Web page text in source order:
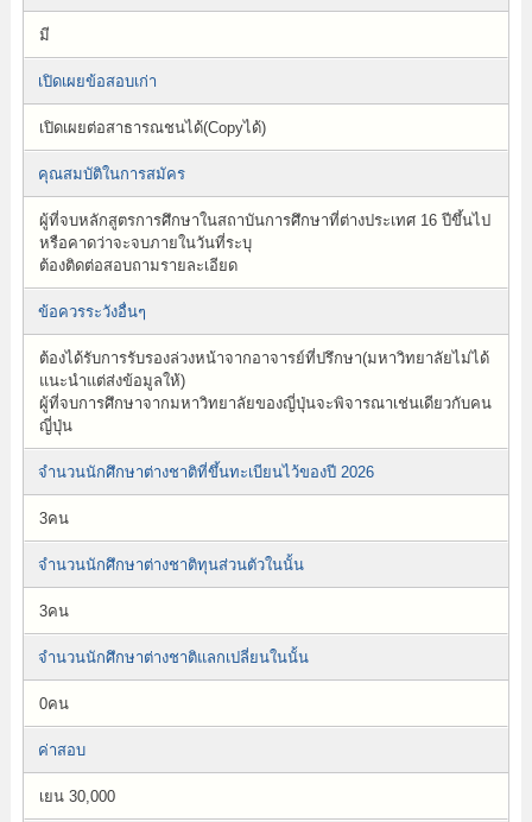
มี
เปิดเผยข้อสอบเก่า
เปิดเผยต่อสาธารณชนได้(Copyได้)
คุณสมบัติในการสมัคร
ผู้ที่จบหลักสูตรการศึกษาในสถาบันการศึกษาที่ต่างประเทศ 16 ปีขึ้นไป
หรือคาดว่าจะจบภายในวันที่ระบุ
ต้องติดต่อสอบถามรายละเอียด
ข้อควรระวังอื่นๆ
ต้องได้รับการรับรองล่วงหน้าจากอาจารย์ที่ปรึกษา(มหาวิทยาลัยไม่ได้
แนะนำแต่ส่งข้อมูลให้)
ผู้ที่จบการศึกษาจากมหาวิทยาลัยของญี่ปุ่นจะพิจารณาเช่นเดียวกับคน
ญี่ปุ่น
จำนวนนักศึกษาต่างชาติที่ขึ้นทะเบียนไว้ของปี 2026
3คน
จำนวนนักศึกษาต่างชาติทุนส่วนตัวในนั้น
3คน
จำนวนนักศึกษาต่างชาติแลกเปลี่ยนในนั้น
0คน
ค่าสอบ
เยน 30,000